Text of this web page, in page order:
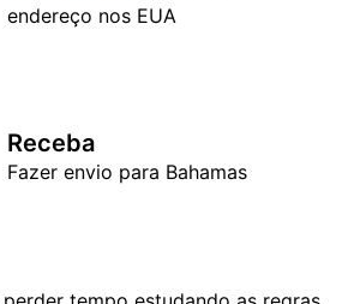
endereço nos EUA
Receba
Fazer envio para Bahamas